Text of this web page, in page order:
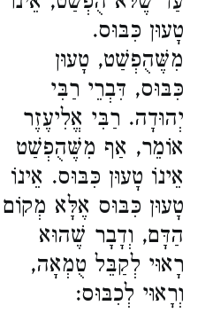
טָעוּן כִּבּוּס.
מִשֶּׁהֻפְשַׁט, טָעוּן
כִּבּוּס, דִּבְרֵי רַבִּי
יְהוּדָה. רַבִּי אֱלִיעֶזֶר
אוֹמֵר, אַף מִשֶּׁהֻפְשַׁט
אֵינוֹ טָעוּן כִּבּוּס. אֵינוֹ
טָעוּן כִּבּוּס אֶלָּא מְקוֹם
הַדָּם, וְדָבָר שֶׁהוּא
רָאוּי לְקַבֵּל טֻמְאָה,
וְרָאוּי לְכִבּוּס: